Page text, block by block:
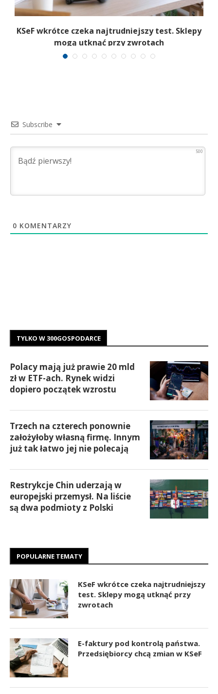
KSeF wkrótce czeka najtrudniejszy test. Sklepy
mogą utknąć przy zwrotach
Subscribe
500
0 KOMENTARZY
TYLKO W 300GOSPODARCE
Polacy mają już prawie 20 mld
zł w ETF-ach. Rynek widzi
dopiero początek wzrostu
Trzech na czterech ponownie
założyłoby własną firmę. Innym
już tak łatwo jej nie polecają
Restrykcje Chin uderzają w
europejski przemysł. Na liście
są dwa podmioty z Polski
POPULARNE TEMATY
KSeF wkrótce czeka najtrudniejszy
test. Sklepy mogą utknąć przy
zwrotach
E-faktury pod kontrolą państwa.
Przedsiębiorcy chcą zmian w KSeF